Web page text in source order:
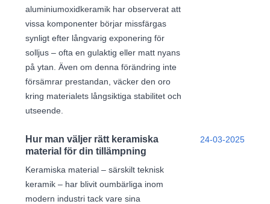
aluminiumoxidkeramik har observerat att
vissa komponenter börjar missfärgas
synligt efter långvarig exponering för
solljus – ofta en gulaktig eller matt nyans
på ytan. Även om denna förändring inte
försämrar prestandan, väcker den oro
kring materialets långsiktiga stabilitet och
utseende.
Hur man väljer rätt keramiska
material för din tillämpning
Keramiska material – särskilt teknisk
keramik – har blivit oumbärliga inom
modern industri tack vare sina
24-03-2025